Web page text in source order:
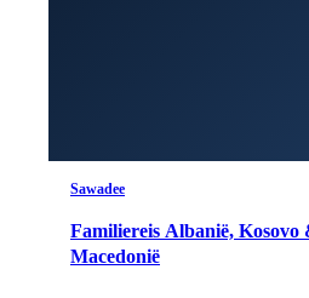
Sawadee
Familiereis Albanië, Kosovo
Macedonië